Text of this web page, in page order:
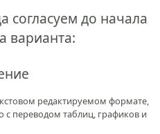
до начала
варианта:
редактируемом формате,
с переводом таблиц, графиков и